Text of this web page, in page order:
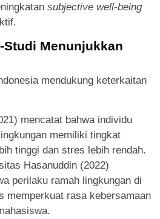
subjective well-being
Menunjukkan
mendukung keterkaitan
mencatat bahwa individu
memiliki tingkat
tinggi dan stres lebih rendah.
Hasanuddin (2022)
perilaku ramah lingkungan di
memperkuat rasa kebersamaan